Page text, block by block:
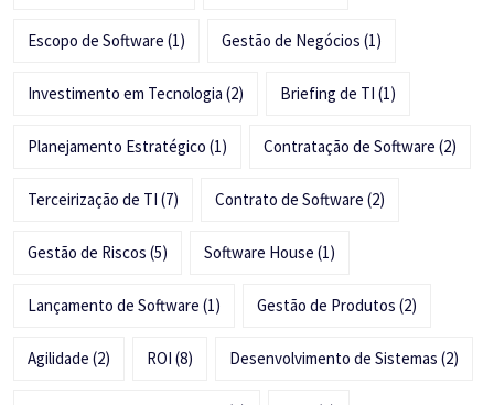
Escopo de Software (1) Gestão de Negócios (1)
Investimento em Tecnologia (2) Briefing de TI (1)
Planejamento Estratégico (1) Contratação de Software (2)
Terceirização de TI (7) Contrato de Software (2)
Gestão de Riscos (5) Software House (1)
Lançamento de Software (1) Gestão de Produtos (2)
Agilidade (2) ROI (8) Desenvolvimento de Sistemas (2)